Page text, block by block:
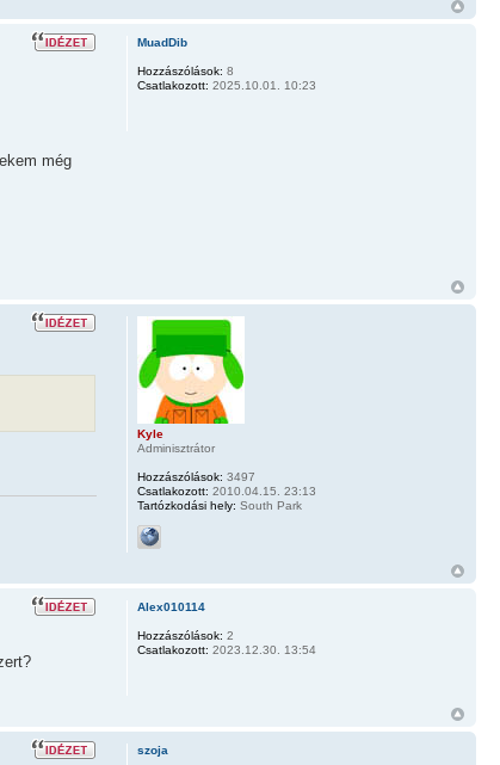
még
MuadDib
Hozzászólások: 8
Csatlakozott: 2025.10.01. 10:23
Kyle
Adminisztrátor
Hozzászólások: 3497
Csatlakozott: 2010.04.15. 23:13
Tartózkodási hely: South Park
Alex010114
Hozzászólások: 2
Csatlakozott: 2023.12.30. 13:54
szoja